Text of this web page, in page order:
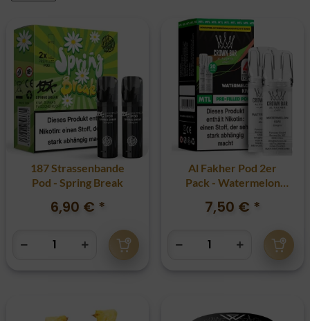
187 Strassenbande
Pod - Spring Break
6,90 € *
Al Fakher Pod 2er
Pack - Watermelon
7,50 € *